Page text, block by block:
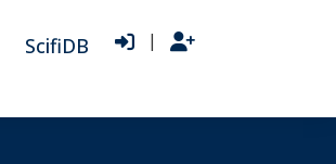
ScifiDB |